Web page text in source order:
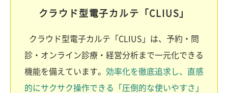
クラウド型電子カルテ「CLIUS」
クラウド型電子カルテ「CLIUS」は、予約・問
診・オンライン診療・経営分析まで一元化できる
機能を備えています。 効率化を徹底追求し、直感
的にサクサク操作できる「圧倒的な使いやすさ」